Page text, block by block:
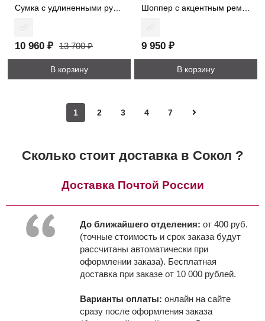
10 960 ₽ 13 700 ₽
В корзину
9 950 ₽
В корзину
1 2 3 4 7
Сколько стоит доставка в Сокол ?
Доставка Почтой России
До ближайшего отделения: от 400 руб.
(точные стоимость и срок заказа будут
рассчитаны автоматически при
оформлении заказа). Бесплатная
доставка при заказе от 10 000 рублей.
Варианты оплаты: онлайн на сайте
сразу после оформления заказа